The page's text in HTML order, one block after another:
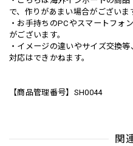
で、作りがあまい場合がございま
・お手持ちのPCやスマートフォ
がございます。
・イメージの違いやサイズ交換
対応はできかねます。
【商品管理番号】SH0044
関